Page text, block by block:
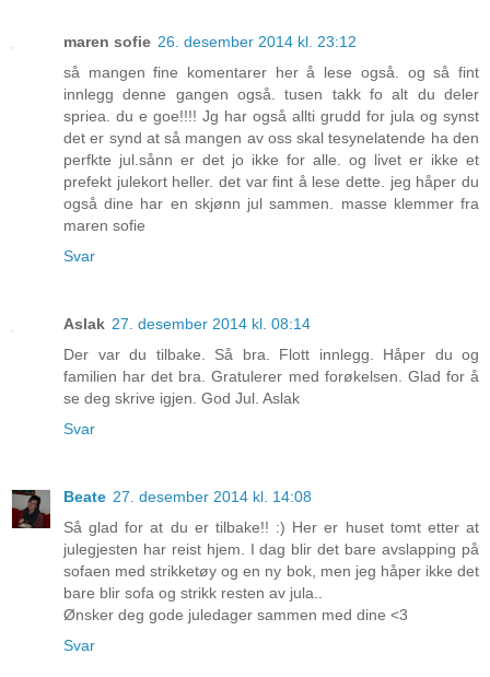
maren sofie 26. desember 2014 kl. 23:12
så mangen fine komentarer her å lese også. og så fint
innlegg denne gangen også. tusen takk fo alt du deler
spriea. du e goe!!!! Jg har også allti grudd for jula og synst
det er synd at så mangen av oss skal tesynelatende ha den
perfkte jul.sånn er det jo ikke for alle. og livet er ikke et
prefekt julekort heller. det var fint å lese dette. jeg håper du
også dine har en skjønn jul sammen. masse klemmer fra
maren sofie
Svar
Aslak 27. desember 2014 kl. 08:14
Der var du tilbake. Så bra. Flott innlegg. Håper du og
familien har det bra. Gratulerer med forøkelsen. Glad for å
se deg skrive igjen. God Jul. Aslak
Svar
Beate 27. desember 2014 kl. 14:08
Så glad for at du er tilbake!! :) Her er huset tomt etter at
julegjesten har reist hjem. I dag blir det bare avslapping på
sofaen med strikketøy og en ny bok, men jeg håper ikke det
bare blir sofa og strikk resten av jula..
Ønsker deg gode juledager sammen med dine <3
Svar